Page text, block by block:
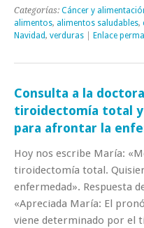
Categorías: Cáncer y
alimentos, alimentos saludables,
Navidad, verduras Enlace
Consulta a la
tiroidectomía total
para afrontar la
Hoy nos escribe María:
tiroidectomía total.
enfermedad». Respuesta
«Apreciada María: El
viene determinado por el